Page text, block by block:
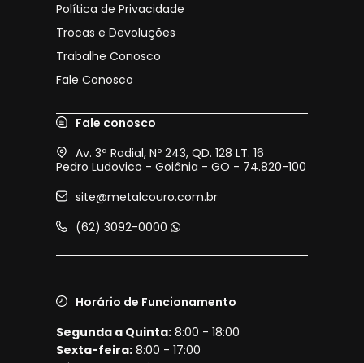
Política de Privacidade
Trocas e Devoluções
Trabalhe Conosco
Fale Conosco
Fale conosco
Av. 3ª Radial, Nº 243, QD. 128 LT. 16
Pedro Ludovico - Goiânia - GO - 74.820-100
site@metalcouro.com.br
(62) 3092-0000
Horário de Funcionamento
Segunda a Quinta: 8:00 - 18:00
Sexta-feira: 8:00 - 17:00